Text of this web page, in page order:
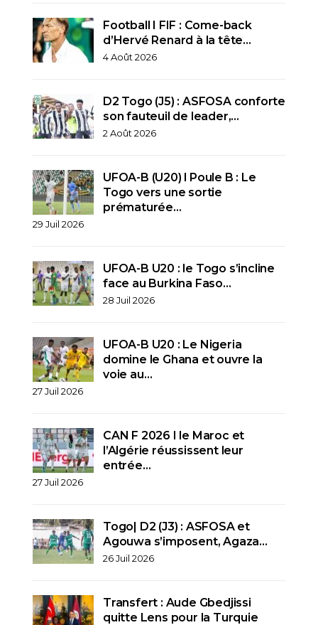
Football I FIF : Come-back
d’Hervé Renard à la tête…
4 Août 2026
D2 Togo (J5) : ASFOSA conforte
son fauteuil de leader,…
2 Août 2026
UFOA-B (U20) l Poule B : Le
Togo vers une sortie
prématurée…
29 Juil 2026
UFOA-B U20 : le Togo s’incline
face au Burkina Faso…
28 Juil 2026
UFOA-B U20 : Le Nigeria
domine le Ghana et ouvre la
voie au…
27 Juil 2026
CAN F 2026 I le Maroc et
l’Algérie réussissent leur
entrée…
27 Juil 2026
Togo| D2 (J3) : ASFOSA et
Agouwa s’imposent, Agaza…
26 Juil 2026
Transfert : Aude Gbedjissi
quitte Lens pour la Turquie